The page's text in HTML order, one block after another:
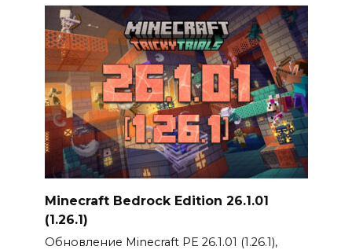
Minecraft Bedrock Edition 26.1.01
(1.26.1)
Обновление Minecraft PE 26.1.01 (1.26.1),